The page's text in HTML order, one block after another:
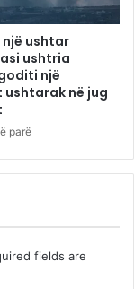
ushtar
ushtria
një
në jug
parë
fields are